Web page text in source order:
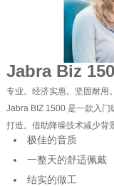
Jabra Biz
专业。经济实惠。坚固耐用。
Jabra BIZ 1500 是一款入
打造。借助降噪技术减少背
极佳的音质
一整天的舒适佩戴
结实的做工